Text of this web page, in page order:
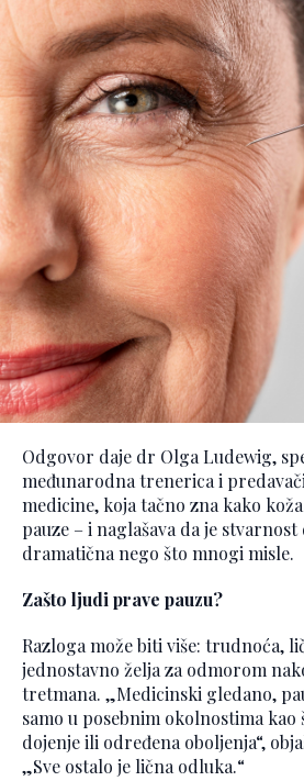
Odgovor daje dr Olga Ludewig,
međunarodna trenerica i
medicine, koja tačno zna kako
pauze – i naglašava da je
dramatična nego što mnogi misle.
Zašto ljudi prave pauzu?
Razloga može biti više: trudnoća,
jednostavno želja za odmorom
tretmana. „Medicinski gledano,
samo u posebnim okolnostima
dojenje ili određena oboljenja“,
„Sve ostalo je lična odluka.“